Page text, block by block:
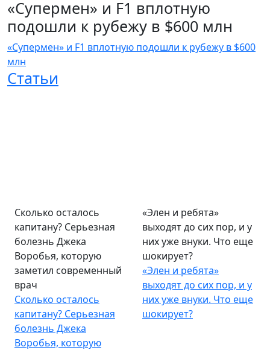
«Супермен» и F1 вплотную
подошли к рубежу в $600 млн
«Супермен» и F1 вплотную подошли к рубежу в $600
млн
Статьи
Сколько осталось
капитану? Серьезная
болезнь Джека
Воробья, которую
заметил современный
врач
Сколько осталось
капитану? Серьезная
болезнь Джека
Воробья, которую
«Элен и ребята»
выходят до сих пор, и у
них уже внуки. Что еще
шокирует?
«Элен и ребята»
выходят до сих пор, и у
них уже внуки. Что еще
шокирует?